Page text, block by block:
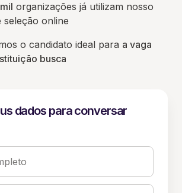
organizações já utilizam nosso
seleção online
o candidato ideal para a vaga
busca
dados para conversar